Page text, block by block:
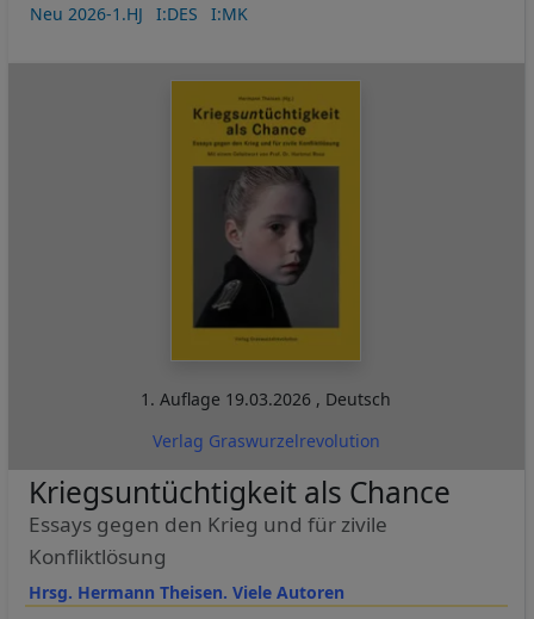
Neu 2026-1.HJ
I:DES I:MK
1. Auflage 19.03.2026 , Deutsch
Verlag Graswurzelrevolution
Hrsg. Hermann Theisen. Viele Autoren
Kriegsuntüchtigkeit als Chance
Essays gegen den Krieg und für zivile
Konfliktlösung